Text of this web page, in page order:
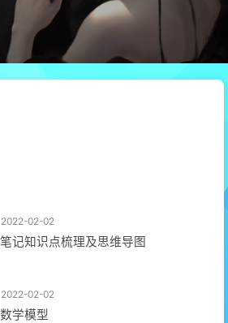
2022-02-02
记知识点梳理及思维导图
2022-02-02
学模型